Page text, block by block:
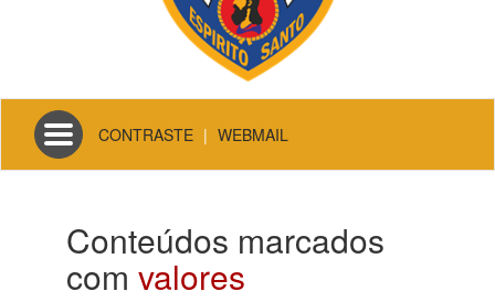
Toggle
navigation
CONTRASTE | WEBMAIL
Conteúdos marcados
com valores